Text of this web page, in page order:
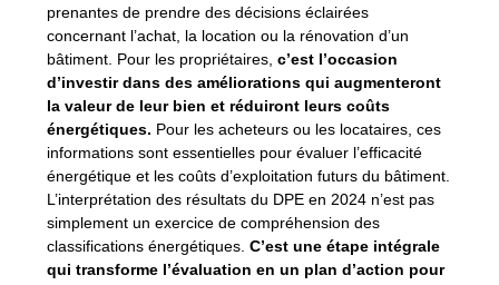
prenantes de prendre des décisions éclairées
concernant l’achat, la location ou la rénovation d’un
bâtiment. Pour les propriétaires,c’est l’occasion
d’investir dans des améliorations qui augmenteront
la valeur de leur bien et réduiront leurs coûts
énergétiques. Pour les acheteurs ou les locataires, ces
informations sont essentielles pour évaluer l’efficacité
énergétique et les coûts d’exploitation futurs du bâtiment.
L’interprétation des résultats du DPE en 2024 n’est pas
simplement un exercice de compréhension des
classifications énergétiques.C’est une étape intégrale
qui transforme l’évaluation en un plan d’action pour